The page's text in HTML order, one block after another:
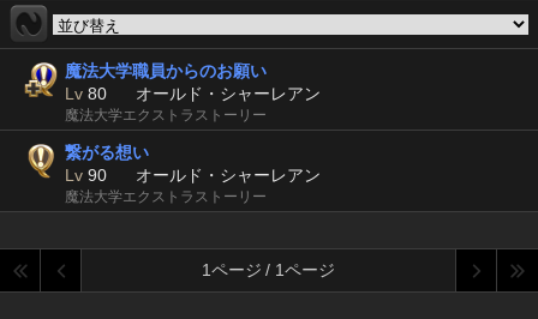
魔法大学職員からのお願い
Lv 80 オールド・シャーレアン
魔法大学エクストラストーリー
繋がる想い
Lv 90 オールド・シャーレアン
魔法大学エクストラストーリー
1ページ / 1ページ